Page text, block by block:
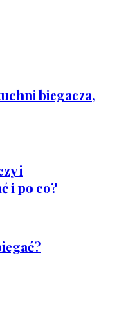
biegacza,
i
i po co?